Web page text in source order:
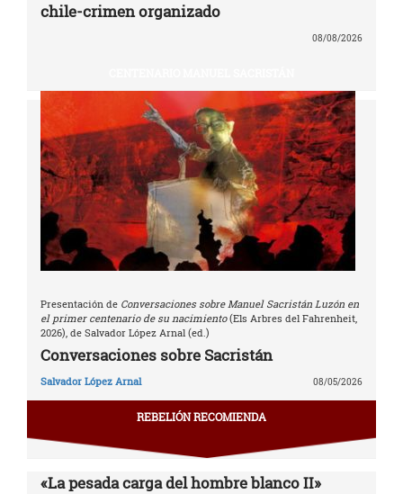
chile-crimen organizado
08/08/2026
Presentación de Conversaciones sobre Manuel Sacristán Luzón en
el primer centenario de su nacimiento(Els Arbres del Fahrenheit,
2026), de Salvador López Arnal (ed.)
Conversaciones sobre Sacristán
Salvador López Arnal 08/05/2026
REBELIÓN RECOMIENDA
«La pesada carga del hombre blanco II»